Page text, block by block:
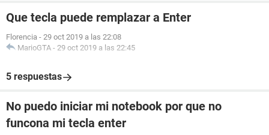
Que tecla puede remplazar a Enter
Florencia - 29 oct 2019 a las 22:08
MarioGTA - 29 oct 2019 a las 22:45
5 respuestas
No puedo iniciar mi notebook por que no
funcona mi tecla enter